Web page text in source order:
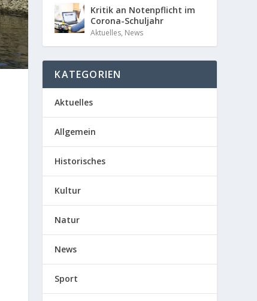
Kritik an Notenpflicht im
Corona-Schuljahr
Aktuelles, News
KATEGORIEN
Aktuelles
Allgemein
Historisches
Kultur
Natur
News
Sport